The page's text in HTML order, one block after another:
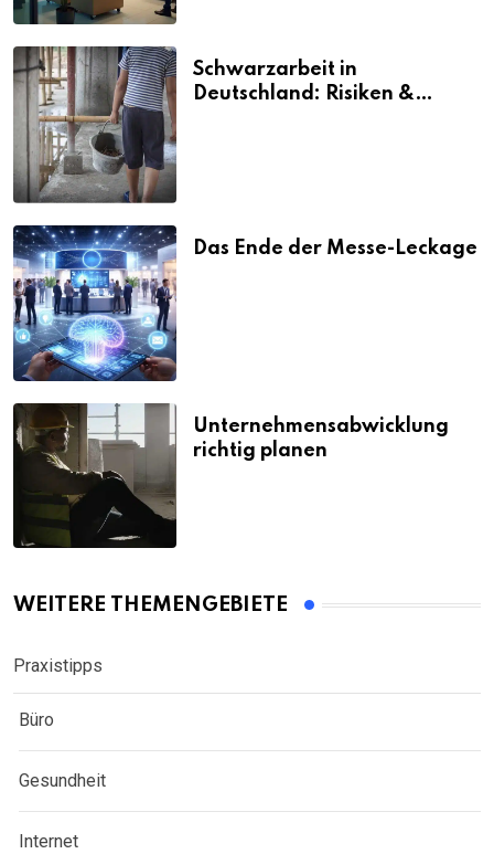
Schwarzarbeit in
Deutschland: Risiken &
Das Ende der Messe-Leckage
Unternehmensabwicklung
richtig planen
WEITERE THEMENGEBIETE
Praxistipps
Büro
Gesundheit
Internet